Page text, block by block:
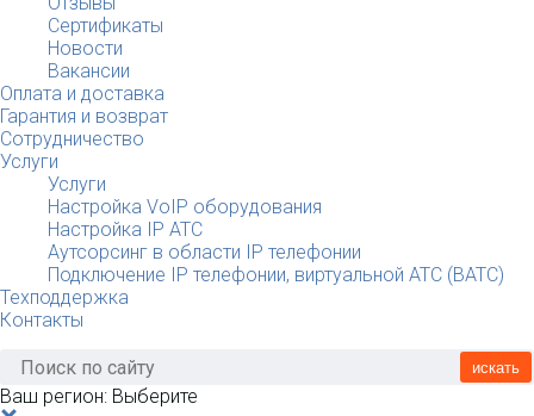
Сертификаты
Новости
Вакансии
Оплата и доставка
Гарантия и возврат
Сотрудничество
Услуги
Услуги
Настройка VoIP оборудования
Настройка IP АТС
Аутсорсинг в области IP телефонии
Подключение IP телефонии, виртуальной АТС (ВАТС)
Техподдержка
Контакты
искать
Ваш регион: Выберите